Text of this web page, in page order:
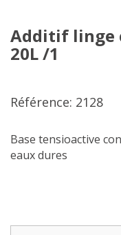
Additif linge
20L /1
Référence: 2128
Base tensioactive
eaux dures